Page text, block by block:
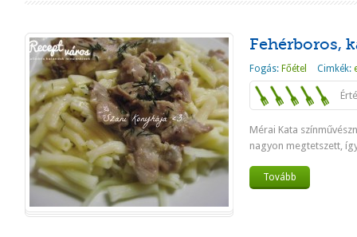
Fehérboros,
Fogás: Főétel Cimkék:
Mérai Kata
nagyon megtetszett,
Tovább